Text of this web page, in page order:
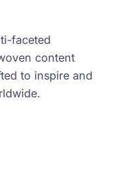
faceted
content
to inspire and